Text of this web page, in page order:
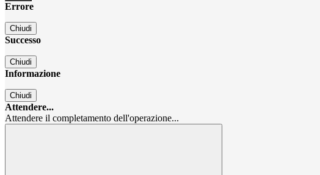
Errore
Chiudi
Successo
Chiudi
Informazione
Chiudi
Attendere...
Attendere il completamento dell'operazione...